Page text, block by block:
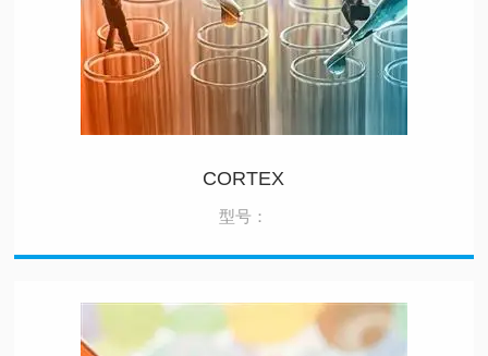
CORTEX
型号：